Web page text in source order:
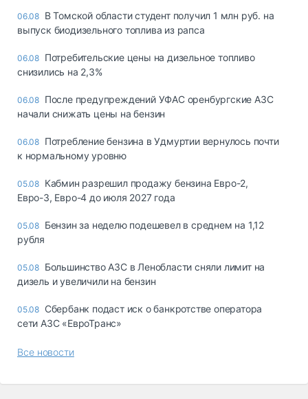
06.08 В Томской области студент получил 1 млн руб. на
выпуск биодизельного топлива из рапса
06.08 Потребительские цены на дизельное топливо
снизились на 2,3%
06.08 После предупреждений УФАС оренбургские АЗС
начали снижать цены на бензин
06.08 Потребление бензина в Удмуртии вернулось почти
к нормальному уровню
05.08 Кабмин разрешил продажу бензина Евро-2,
Евро-3, Евро-4 до июля 2027 года
05.08 Бензин за неделю подешевел в среднем на 1,12
рубля
05.08 Большинство АЗС в Ленобласти сняли лимит на
дизель и увеличили на бензин
05.08 Сбербанк подаст иск о банкротстве оператора
сети АЗС «ЕвроТранс»
Все новости